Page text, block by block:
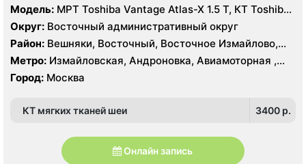
Модель: МРТ Toshiba Vantage Atlas-X 1.5 Т, КТ Toshiba
Aquilion 64 среза, УЗИ
Округ: Восточный административный округ
Район: Вешняки, Восточный, Восточное Измайлово,
Гольяново, Ивановское, Измайлово, Косино-
Ухтомский, Метрогородок, Новогиреево, Новокосино,
Перово, Преображенское, Северное Измайлово,
Метро: Измайловская, Андроновка, Авиамоторная ,
Новогиреево, Новокосино, Первомайская, Перово,
Соколиная гора, Шоссе Энтузиастов
Город: Москва
КТ мягких тканей шеи 3400 p.
Онлайн запись